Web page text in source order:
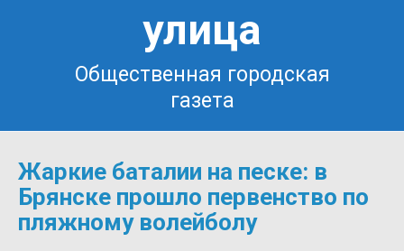
улица
Общественная городская
газета
Жаркие баталии на песке: в
Брянске прошло первенство по
пляжному волейболу